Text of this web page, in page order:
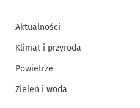
Aktualności
Klimat i przyroda
Powietrze
Zieleń i woda